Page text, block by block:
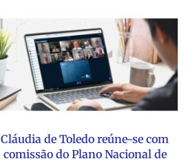
Cláudia de Toledo reúne-se com
comissão do Plano Nacional de